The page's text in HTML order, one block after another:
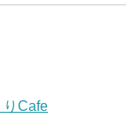
りCafe